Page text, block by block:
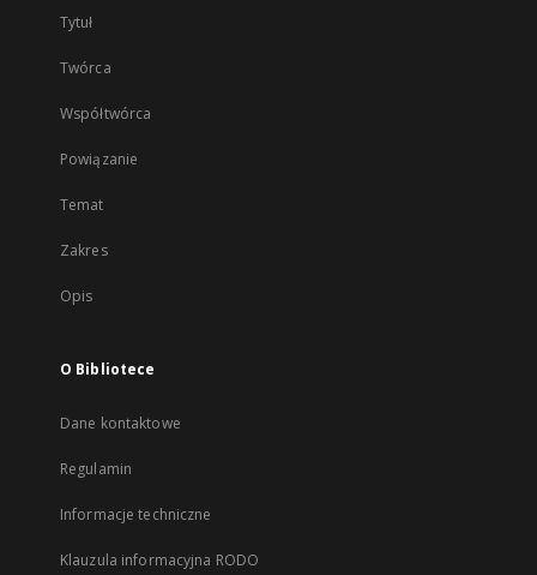
Tytuł
Twórca
Współtwórca
Powiązanie
Temat
Zakres
Opis
O Bibliotece
Dane kontaktowe
Regulamin
Informacje techniczne
Klauzula informacyjna RODO